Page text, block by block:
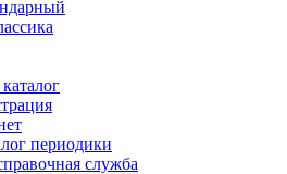
периодики
служба